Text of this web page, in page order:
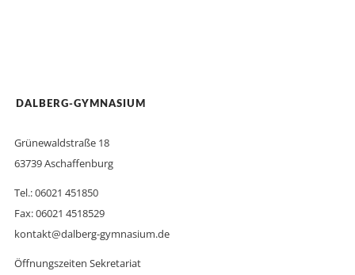
DALBERG-GYMNASIUM
Grünewaldstraße 18
63739 Aschaffenburg
Tel.: 06021 451850
Fax: 06021 4518529
kontakt@dalberg-gymnasium.de
Öffnungszeiten Sekretariat